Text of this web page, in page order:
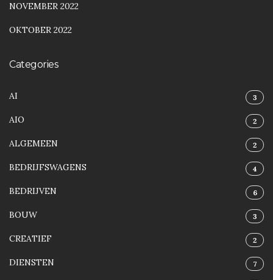
NOVEMBER 2022
OKTOBER 2022
Categories
AI 3
AIO 2
ALGEMEEN 2
BEDRIJFSWAGENS 4
BEDRIJVEN 6
BOUW 3
CREATIEF 2
DIENSTEN 7